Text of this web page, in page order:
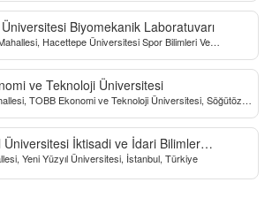
Biyomekanik Laboratuvarı
Hacettepe Üniversitesi Spor Bilimleri Ve
ve Teknoloji Üniversitesi
TOBB Ekonomi ve Teknoloji Üniversitesi, Söğütözü
Üniversitesi İktisadi ve İdari Bilimler
Yeni Yüzyıl Üniversitesi, İstanbul, Türkiye